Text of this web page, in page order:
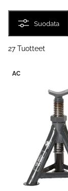
Suodata
27 Tuotteet
AC